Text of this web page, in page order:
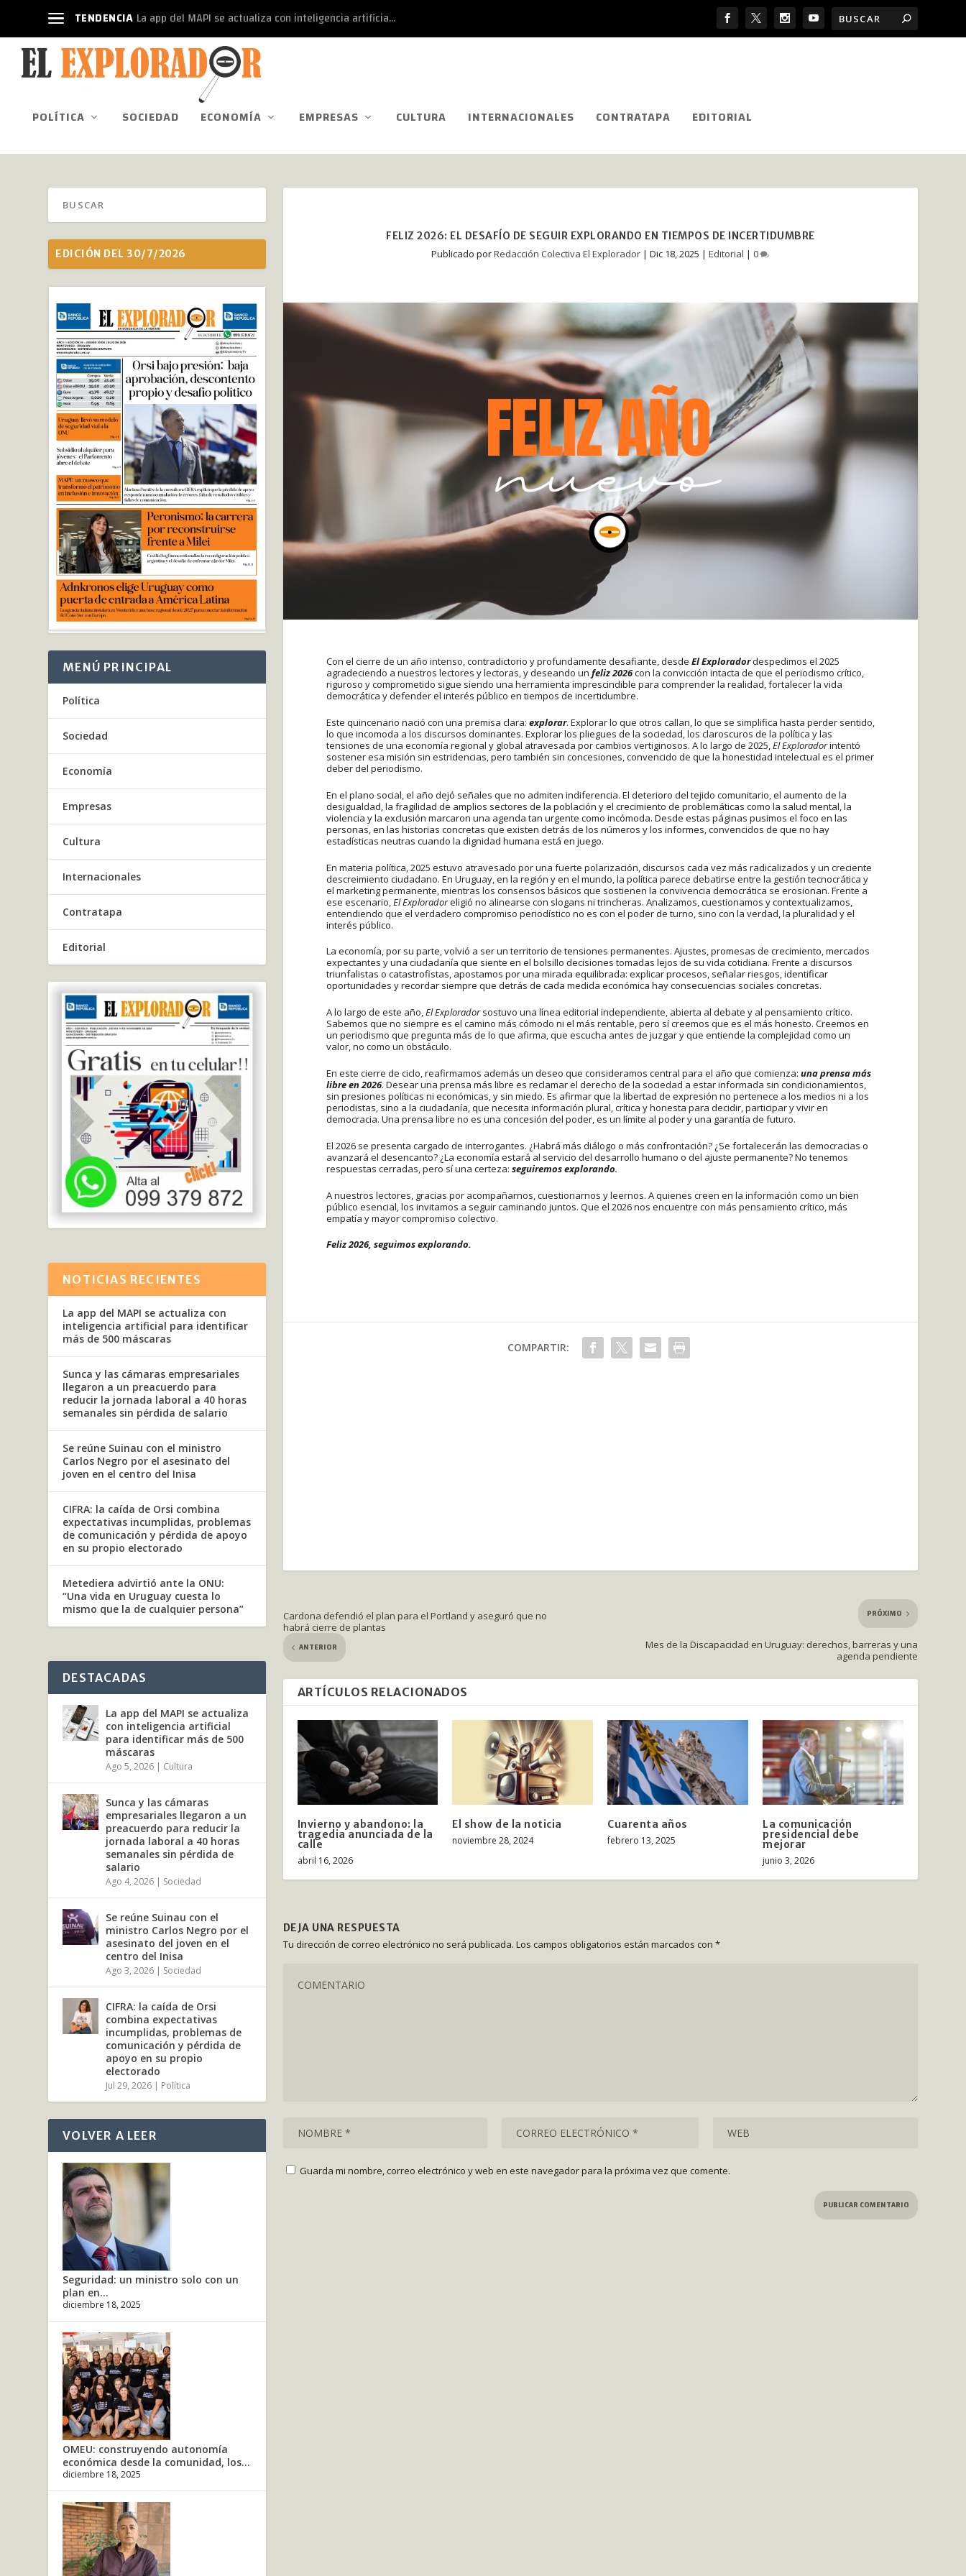
TENDENCIA La app del MAPI se actualiza con inteligencia artificia...
POLÍTICA SOCIEDAD ECONOMÍA EMPRESAS CULTURA INTERNACIONALES CONTRATAPA EDITORIAL
FELIZ 2026: EL DESAFÍO DE SEGUIR EXPLORANDO EN TIEMPOS DE INCERTIDUMBRE
Publicado porRedacción Colectiva El Explorador |Dic 18, 2025 |Editorial |0
Con el cierre de un año intenso, contradictorio y profundamente desafiante, desde El Exploradordespedimos el 2025
agradeciendo a nuestros lectores y lectoras, y deseando un feliz 2026con la convicción intacta de que el periodismo crítico,
riguroso y comprometido sigue siendo una herramienta imprescindible para comprender la realidad, fortalecer la vida
democrática y defender el interés público en tiempos de incertidumbre.
Este quincenario nació con una premisa clara: explorar. Explorar lo que otros callan, lo que se simplifica hasta perder sentido,
lo que incomoda a los discursos dominantes. Explorar los pliegues de la sociedad, los claroscuros de la política y las
tensiones de una economía regional y global atravesada por cambios vertiginosos. A lo largo de 2025,El Exploradorintentó
sostener esa misión sin estridencias, pero también sin concesiones, convencido de que la honestidad intelectual es el primer
deber del periodismo.
En el plano social, el año dejó señales que no admiten indiferencia. El deterioro del tejido comunitario, el aumento de la
desigualdad, la fragilidad de amplios sectores de la población y el crecimiento de problemáticas como la salud mental, la
violencia y la exclusión marcaron una agenda tan urgente como incómoda. Desde estas páginas pusimos el foco en las
personas, en las historias concretas que existen detrás de los números y los informes, convencidos de que no hay
estadísticas neutras cuando la dignidad humana está en juego.
En materia política, 2025 estuvo atravesado por una fuerte polarización, discursos cada vez más radicalizados y un creciente
descreimiento ciudadano. En Uruguay, en la región y en el mundo, la política parece debatirse entre la gestión tecnocrática y
el marketing permanente, mientras los consensos básicos que sostienen la convivencia democrática se erosionan. Frente a
ese escenario, El Exploradoreligió no alinearse con slogans ni trincheras. Analizamos, cuestionamos y contextualizamos,
entendiendo que el verdadero compromiso periodístico no es con el poder de turno, sino con la verdad, la pluralidad y el
interés público.
La economía, por su parte, volvió a ser un territorio de tensiones permanentes. Ajustes, promesas de crecimiento, mercados
expectantes y una ciudadanía que siente en el bolsillo decisiones tomadas lejos de su vida cotidiana. Frente a discursos
triunfalistas o catastrofistas, apostamos por una mirada equilibrada: explicar procesos, señalar riesgos, identificar
oportunidades y recordar siempre que detrás de cada medida económica hay consecuencias sociales concretas.
A lo largo de este año,El Exploradorsostuvo una línea editorial independiente, abierta al debate y al pensamiento crítico.
Sabemos que no siempre es el camino más cómodo ni el más rentable, pero sí creemos que es el más honesto. Creemos en
un periodismo que pregunta más de lo que afirma, que escucha antes de juzgar y que entiende la complejidad como un
valor, no como un obstáculo.
En este cierre de ciclo, reafirmamos además un deseo que consideramos central para el año que comienza: una prensa más
libre en 2026. Desear una prensa más libre es reclamar el derecho de la sociedad a estar informada sin condicionamientos,
sin presiones políticas ni económicas, y sin miedo. Es afirmar que la libertad de expresión no pertenece a los medios ni a los
periodistas, sino a la ciudadanía, que necesita información plural, crítica y honesta para decidir, participar y vivir en
democracia. Una prensa libre no es una concesión del poder, es un límite al poder y una garantía de futuro.
El 2026 se presenta cargado de interrogantes. ¿Habrá más diálogo o más confrontación? ¿Se fortalecerán las democracias o
avanzará el desencanto? ¿La economía estará al servicio del desarrollo humano o del ajuste permanente? No tenemos
respuestas cerradas, pero sí una certeza: seguiremos explorando.
A nuestros lectores, gracias por acompañarnos, cuestionarnos y leernos. A quienes creen en la información como un bien
público esencial, los invitamos a seguir caminando juntos. Que el 2026 nos encuentre con más pensamiento crítico, más
empatía y mayor compromiso colectivo.
Feliz 2026, seguimos explorando.
COMPARTIR:
Cardona defendió el plan para el Portland y aseguró que no
habrá cierre de plantas
ANTERIOR
PRÓXIMO
Mes de la Discapacidad en Uruguay: derechos, barreras y una
agenda pendiente
ARTÍCULOS RELACIONADOS
Invierno y abandono: la
tragedia anunciada de la
calle
abril 16, 2026
El show de la noticia
noviembre 28, 2024
Cuarenta años
febrero 13, 2025
La comunicación
presidencial debe
mejorar
junio 3, 2026
DEJA UNA RESPUESTA
Tu dirección de correo electrónico no será publicada. Los campos obligatorios están marcados con *
Guarda mi nombre, correo electrónico y web en este navegador para la próxima vez que comente.
EDICIÓN DEL 30/7/2026
MENÚ PRINCIPAL
Política
Sociedad
Economía
Empresas
Cultura
Internacionales
Contratapa
Editorial
NOTICIAS RECIENTES
La app del MAPI se actualiza con
inteligencia artificial para identificar
más de 500 máscaras
Sunca y las cámaras empresariales
llegaron a un preacuerdo para
reducir la jornada laboral a 40 horas
semanales sin pérdida de salario
Se reúne Suinau con el ministro
Carlos Negro por el asesinato del
joven en el centro del Inisa
CIFRA: la caída de Orsi combina
expectativas incumplidas, problemas
de comunicación y pérdida de apoyo
en su propio electorado
Metediera advirtió ante la ONU:
“Una vida en Uruguay cuesta lo
mismo que la de cualquier persona”
DESTACADAS
La app del MAPI se actualiza
con inteligencia artificial
para identificar más de 500
máscaras
Ago 5, 2026 | Cultura
Sunca y las cámaras
empresariales llegaron a un
preacuerdo para reducir la
jornada laboral a 40 horas
semanales sin pérdida de
salario
Ago 4, 2026 | Sociedad
Se reúne Suinau con el
ministro Carlos Negro por el
asesinato del joven en el
centro del Inisa
Ago 3, 2026 | Sociedad
CIFRA: la caída de Orsi
combina expectativas
incumplidas, problemas de
comunicación y pérdida de
apoyo en su propio
electorado
Jul 29, 2026 | Política
VOLVER A LEER
Seguridad: un ministro solo con un
plan en...
diciembre 18, 2025
OMEU: construyendo autonomía
económica desde la comunidad, los...
diciembre 18, 2025